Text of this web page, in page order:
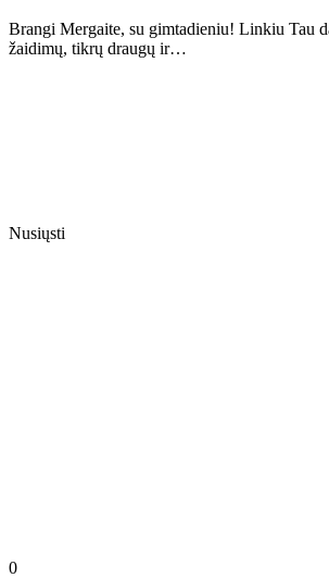
Brangi Mergaite, su gimtadieniu! Linkiu Tau
žaidimų, tikrų draugų ir…
Nusiųsti
0